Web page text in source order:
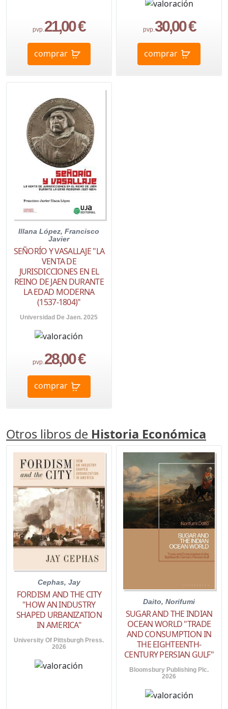
pvp.21,00 €
comprar
pvp.30,00 €
comprar
Illana López, Francisco
Javier
SEÑORÍO Y VASALLAJE "LA
VENTA DE
JURISDICCIONES EN EL
REINO DE JAEN DURANTE
LA EDAD MODERNA
(1537-1804)"
Universidad De Jaen. 2025
pvp.28,00 €
comprar
Otros libros de Historia Económica
Cephas, Jay
FORDISM AND THE CITY
"HOW AN INDUSTRY
SHAPED URBANIZATION
IN AMERICA"
University Of Pittsburgh Press.
2026
Daito, Norifumi
SUGAR AND THE INDIAN
OCEAN WORLD "TRADE
AND CONSUMPTION IN
THE EIGHTEENTH-
CENTURY PERSIAN GULF"
Bloomsbury Publishing Plc.
2026